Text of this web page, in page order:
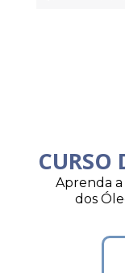
CURSO
Aprenda
dos